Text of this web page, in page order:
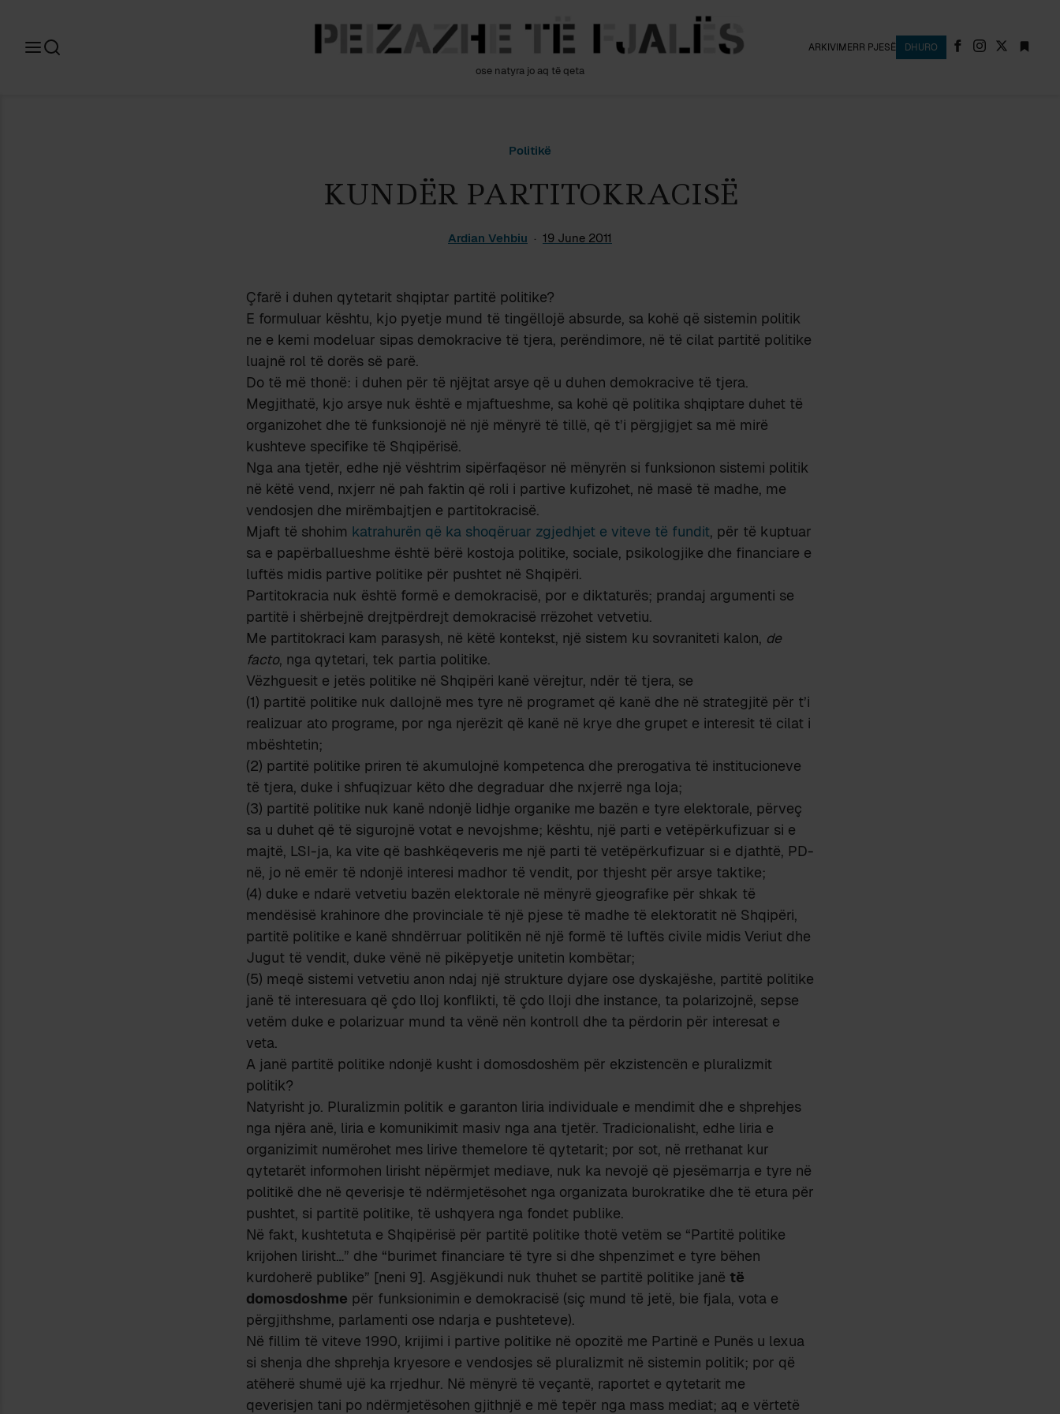
ose natyra jo aq të qeta
ARKIVIMERR PJESË DHURO
Politikë
KUNDËR PARTITOKRACISË
Ardian Vehbiu 19 June 2011
Çfarë i duhen qytetarit shqiptar partitë politike?
E formuluar kështu, kjo pyetje mund të tingëllojë absurde, sa kohë që sistemin politik
ne e kemi modeluar sipas demokracive të tjera, perëndimore, në të cilat partitë politike
luajnë rol të dorës së parë.
Do të më thonë: i duhen për të njëjtat arsye që u duhen demokracive të tjera.
Megjithatë, kjo arsye nuk është e mjaftueshme, sa kohë që politika shqiptare duhet të
organizohet dhe të funksionojë në një mënyrë të tillë, që t’i përgjigjet sa më mirë
kushteve specifike të Shqipërisë.
Nga ana tjetër, edhe një vështrim sipërfaqësor në mënyrën si funksionon sistemi politik
në këtë vend, nxjerr në pah faktin që roli i partive kufizohet, në masë të madhe, me
vendosjen dhe mirëmbajtjen e partitokracisë.
Mjaft të shohim katrahurën që ka shoqëruar zgjedhjet e viteve të fundit, për të kuptuar
sa e papërballueshme është bërë kostoja politike, sociale, psikologjike dhe financiare e
luftës midis partive politike për pushtet në Shqipëri.
Partitokracia nuk është formë e demokracisë, por e diktaturës; prandaj argumenti se
partitë i shërbejnë drejtpërdrejt demokracisë rrëzohet vetvetiu.
Me partitokraci kam parasysh, në këtë kontekst, një sistem ku sovraniteti kalon, de
facto, nga qytetari, tek partia politike.
Vëzhguesit e jetës politike në Shqipëri kanë vërejtur, ndër të tjera, se
(1) partitë politike nuk dallojnë mes tyre në programet që kanë dhe në strategjitë për t’i
realizuar ato programe, por nga njerëzit që kanë në krye dhe grupet e interesit të cilat i
mbështetin;
(2) partitë politike priren të akumulojnë kompetenca dhe prerogativa të institucioneve
të tjera, duke i shfuqizuar këto dhe degraduar dhe nxjerrë nga loja;
(3) partitë politike nuk kanë ndonjë lidhje organike me bazën e tyre elektorale, përveç
sa u duhet që të sigurojnë votat e nevojshme; kështu, një parti e vetëpërkufizuar si e
majtë, LSI-ja, ka vite që bashkëqeveris me një parti të vetëpërkufizuar si e djathtë, PD-
në, jo në emër të ndonjë interesi madhor të vendit, por thjesht për arsye taktike;
(4) duke e ndarë vetvetiu bazën elektorale në mënyrë gjeografike për shkak të
mendësisë krahinore dhe provinciale të një pjese të madhe të elektoratit në Shqipëri,
partitë politike e kanë shndërruar politikën në një formë të luftës civile midis Veriut dhe
Jugut të vendit, duke vënë në pikëpyetje unitetin kombëtar;
(5) meqë sistemi vetvetiu anon ndaj një strukture dyjare ose dyskajëshe, partitë politike
janë të interesuara që çdo lloj konflikti, të çdo lloji dhe instance, ta polarizojnë, sepse
vetëm duke e polarizuar mund ta vënë nën kontroll dhe ta përdorin për interesat e
veta.
A janë partitë politike ndonjë kusht i domosdoshëm për ekzistencën e pluralizmit
politik?
Natyrisht jo. Pluralizmin politik e garanton liria individuale e mendimit dhe e shprehjes
nga njëra anë, liria e komunikimit masiv nga ana tjetër. Tradicionalisht, edhe liria e
organizimit numërohet mes lirive themelore të qytetarit; por sot, në rrethanat kur
qytetarët informohen lirisht nëpërmjet mediave, nuk ka nevojë që pjesëmarrja e tyre në
politikë dhe në qeverisje të ndërmjetësohet nga organizata burokratike dhe të etura për
pushtet, si partitë politike, të ushqyera nga fondet publike.
Në fakt, kushtetuta e Shqipërisë për partitë politike thotë vetëm se “Partitë politike
krijohen lirisht…” dhe “burimet financiare të tyre si dhe shpenzimet e tyre bëhen
kurdoherë publike” [neni 9]. Asgjëkundi nuk thuhet se partitë politike janë të
domosdoshme për funksionimin e demokracisë (siç mund të jetë, bie fjala, vota e
përgjithshme, parlamenti ose ndarja e pushteteve).
Në fillim të viteve 1990, krijimi i partive politike në opozitë me Partinë e Punës u lexua
si shenja dhe shprehja kryesore e vendosjes së pluralizmit në sistemin politik; por që
atëherë shumë ujë ka rrjedhur. Në mënyrë të veçantë, raportet e qytetarit me
qeverisjen tani po ndërmjetësohen gjithnjë e më tepër nga mass mediat; aq e vërtetë